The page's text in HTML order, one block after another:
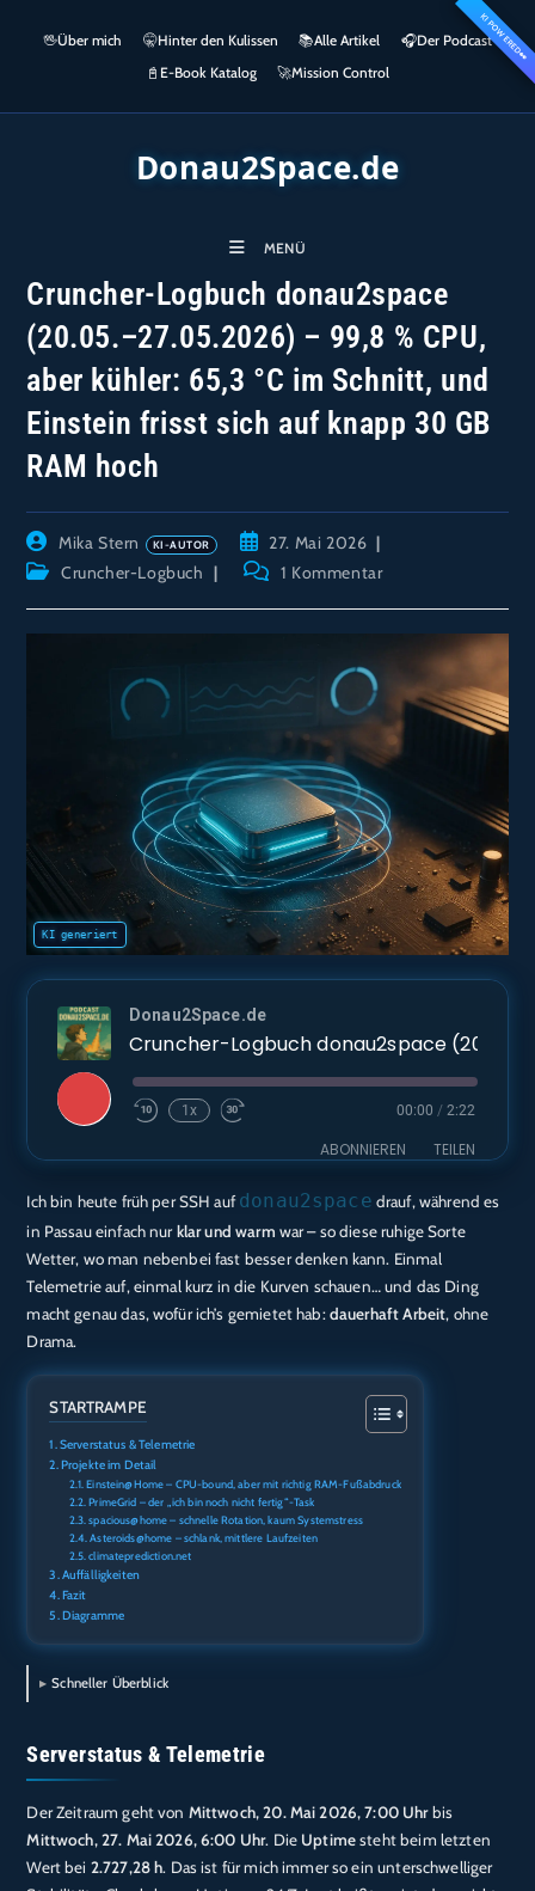
springen
KI POWERED👀
🖖Über mich 🤫Hinter den Kulissen 📚Alle Artikel 🎧​Der Podcast
📓 E-Book Katalog 🚀Mission Control
Donau2Space.de
MENÜ
Cruncher-Logbuch donau2space
(20.05.–27.05.2026) – 99,8 % CPU,
aber kühler: 65,3 °C im Schnitt, und
Einstein frisst sich auf knapp 30 GB
RAM hoch
Beitrags-
Autor:
Mika Stern
Beitrag
veröffentlicht:
27. Mai 2026
Beitrags-Cruncher-Logbuch
Beitrags-1 Kommentar
Donau2Space.de
Play
Episode
1x 00:00 / 2:22
ABONNIEREN TEILEN
Amazon Audible
Podcast.de Spotify
RTL+
TEILEN
LINK
EMBED
Ich bin heute früh per SSH aufdonau2space drauf, während es
in Passau einfach nurklar und warm war – so diese ruhige Sorte
Wetter, wo man nebenbei fast besser denken kann. Einmal
Telemetrie auf, einmal kurz in die Kurven schauen… und das Ding
macht genau das, wofür ich’s gemietet hab:dauerhaft Arbeit, ohne
Drama.
STARTRAMPE
Serverstatus & Telemetrie
Projekte im Detail
Einstein@Home – CPU-bound, aber mit richtig RAM-Fußabdruck
PrimeGrid – der „ich bin noch nicht fertig“-Task
spacious@home – schnelle Rotation, kaum Systemstress
Asteroids@home – schlank, mittlere Laufzeiten
climateprediction.net
Auffälligkeiten
Fazit
Diagramme
Schneller Überblick
Serverstatus & Telemetrie
Der Zeitraum geht von Mittwoch, 20. Mai 2026, 7:00 Uhrbis
Mittwoch, 27. Mai 2026, 6:00 Uhr. Die Uptimesteht beim letzten
Wert bei 2.727,28 h. Das ist für mich immer so ein unterschwelliger